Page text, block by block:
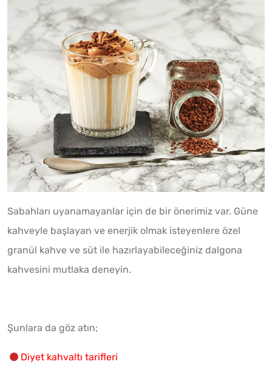
Sabahları uyanamayanlar için de bir önerimiz var. Güne
kahveyle başlayan ve enerjik olmak isteyenlere özel
granül kahve ve süt ile hazırlayabileceğiniz dalgona
kahvesini mutlaka deneyin.
Şunlara da göz atın;
Diyet kahvaltı tarifleri